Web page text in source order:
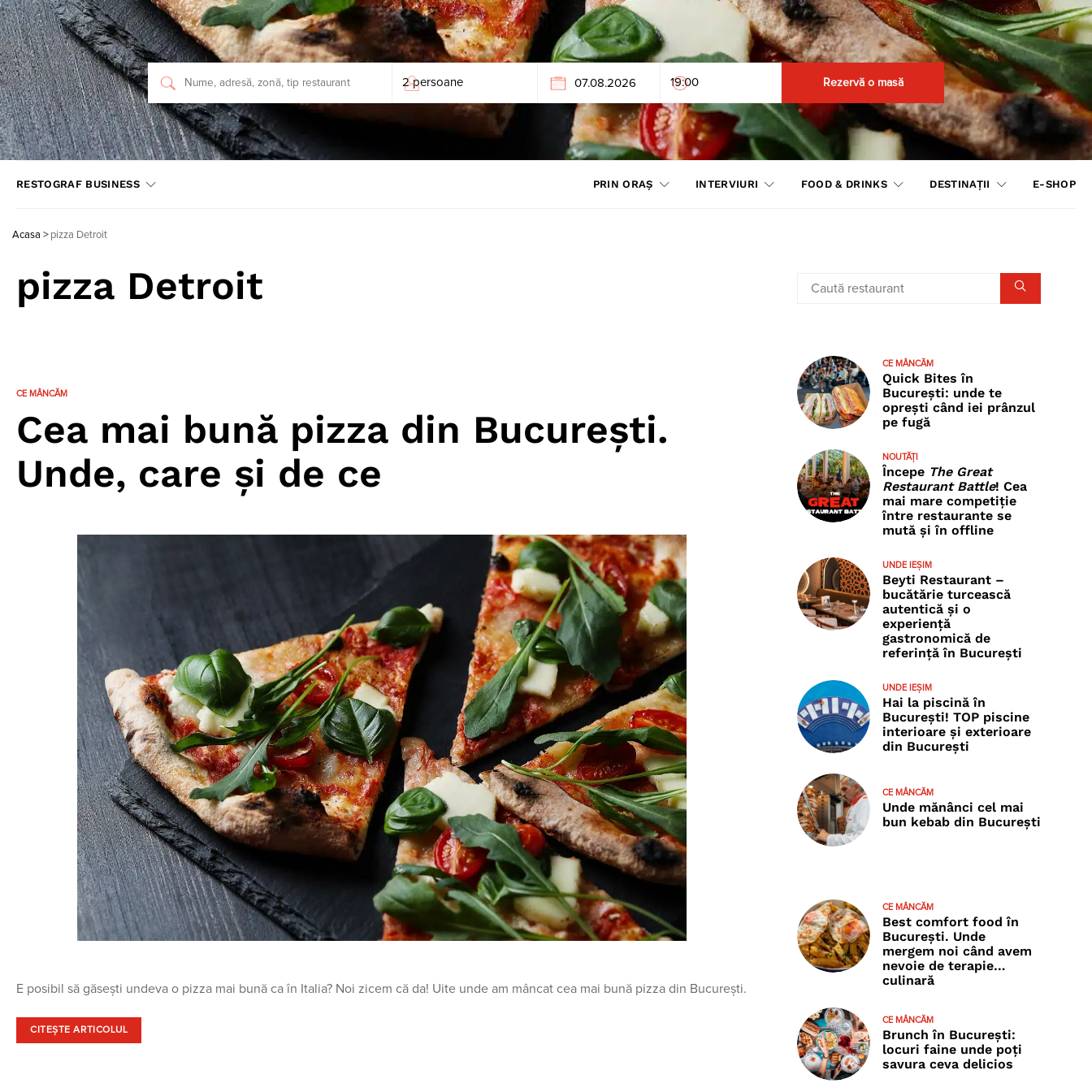
Rezervă o masă
RESTOGRAF BUSINESS PRIN ORAȘ INTERVIURI FOOD & DRINKS DESTINAȚII E-SHOP
Acasa > pizza Detroit
pizza Detroit
CE MÂNCĂM
Cea mai bună pizza din București.
Unde, care și de ce
E posibil să găsești undeva o pizza mai bună ca în Italia? Noi zicem că da! Uite unde am mâncat cea mai bună pizza din București.
CITEȘTE ARTICOLUL
CE MÂNCĂM
Quick Bites în
București: unde te
oprești când iei prânzul
pe fugă
NOUTĂȚI
Începe The Great
Restaurant Battle! Cea
mai mare competiție
între restaurante se
mută și în offline
UNDE IEȘIM
Beyti Restaurant –
bucătărie turcească
autentică și o
experiență
gastronomică de
referință în București
UNDE IEȘIM
Hai la piscină în
București! TOP piscine
interioare și exterioare
din București
CE MÂNCĂM
Unde mănânci cel mai
bun kebab din București
CE MÂNCĂM
Best comfort food în
București. Unde
mergem noi când avem
nevoie de terapie…
culinară
CE MÂNCĂM
Brunch în București:
locuri faine unde poţi
savura ceva delicios